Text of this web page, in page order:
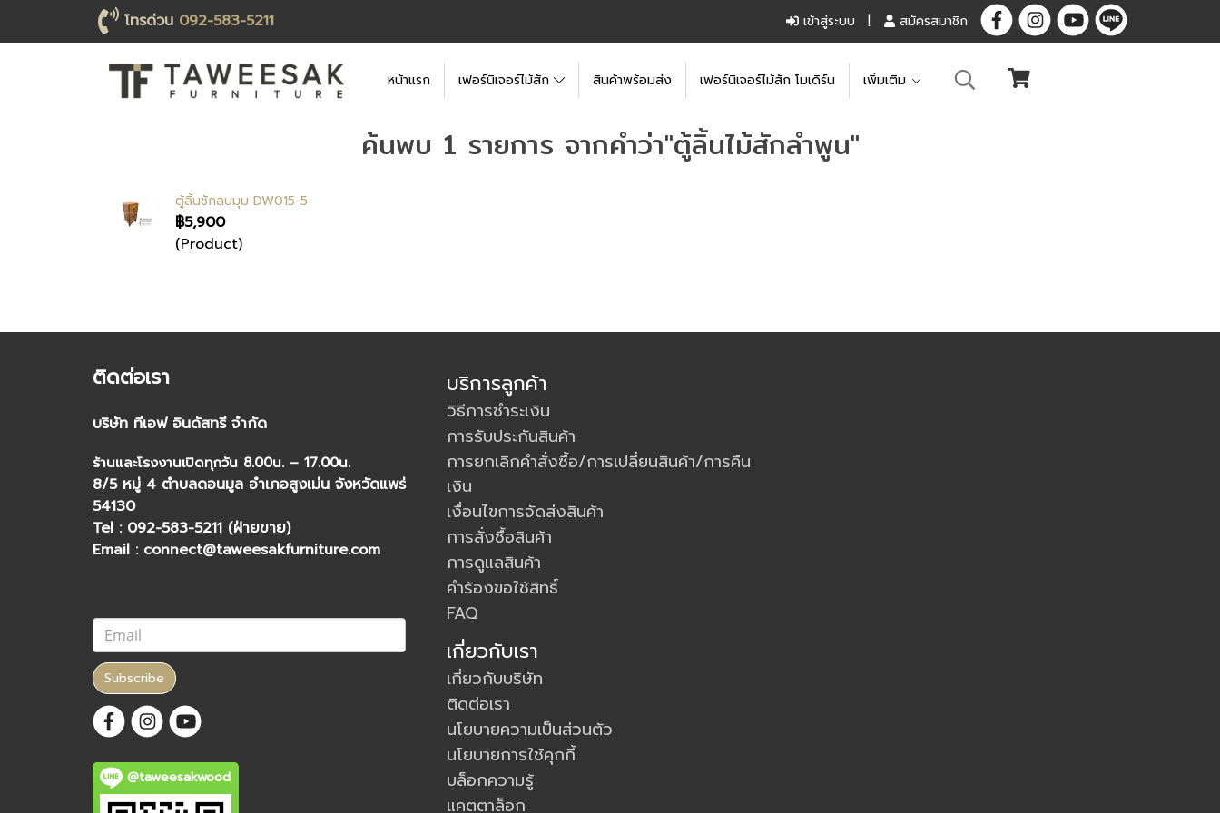
โทรด่วน 092-583-5211 เข้าสู่ระบบ สมัครสมาชิก
หน้าแรก เฟอร์นิเจอร์ไม้สัก สินค้าพร้อมส่ง เฟอร์นิเจอร์ไม้สัก โมเดิร์น เพิ่มเติม
ค้นพบ 1 รายการ จากคำว่า"ตู้ลิ้นไม้สักลำพูน"
ตู้ลิ้นชักลบมุม DW015-5
฿5,900
(Product)
ติดต่อเรา
บริษัท ทีเอฟ อินดัสทรี จำกัด
ร้านและโรงงานเปิดทุกวัน 8.00น. – 17.00น.
8/5 หมู่ 4 ตำบลดอนมูล อำเภอสูงเม่น จังหวัดแพร่
54130
Tel : 092-583-5211 (ฝ่ายขาย)
Email : connect@taweesakfurniture.com
Subscribe
@taweesakwood
บริการลูกค้า
วิธีการชำระเงิน
การรับประกันสินค้า
การยกเลิกคำสั่งซื้อ/การเปลี่ยนสินค้า/การคืน
เงิน
เงื่อนไขการจัดส่งสินค้า
การสั่งซื้อสินค้า
การดูแลสินค้า
คำร้องขอใช้สิทธิ์
FAQ
เกี่ยวกับเรา
เกี่ยวกับบริษัท
ติดต่อเรา
นโยบายความเป็นส่วนตัว
นโยบายการใช้คุกกี้
บล็อกความรู้
แคตตาล็อก